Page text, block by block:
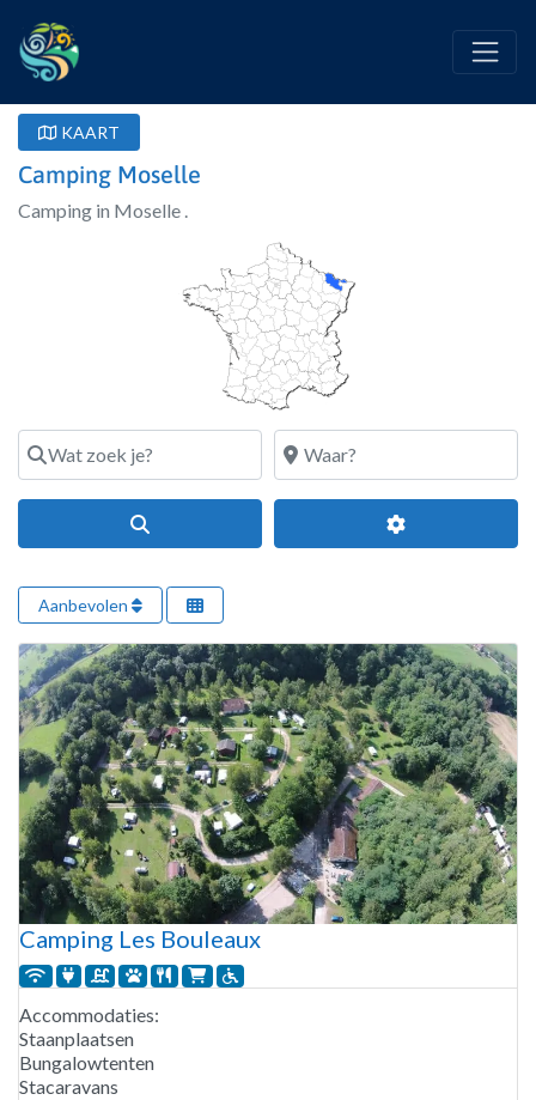
KAART
Camping Moselle
Camping in Moselle .
Wat zoek je? Waar?
Geavanceerde
Aanbevolen
Camping Les Bouleaux
Accommodaties:
Staanplaatsen
Bungalowtenten
Stacaravans